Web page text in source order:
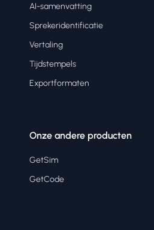
AI-samenvatting
Sprekeridentificatie
Vertaling
Tijdstempels
Exportformaten
Onze andere producten
GetSim
GetCode